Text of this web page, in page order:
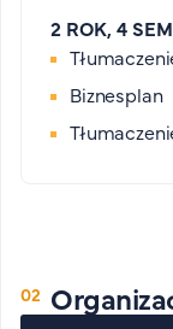
2 ROK, 4
Biznesplan